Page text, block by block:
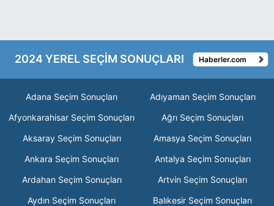
2024 YEREL SEÇİM SONUÇLARI Haberler.com
Adana Seçim Sonuçları
Adıyaman Seçim Sonuçları
Afyonkarahisar Seçim Sonuçları
Ağrı Seçim Sonuçları
Aksaray Seçim Sonuçları
Amasya Seçim Sonuçları
Ankara Seçim Sonuçları
Antalya Seçim Sonuçları
Ardahan Seçim Sonuçları
Artvin Seçim Sonuçları
Aydın Seçim Sonuçları
Balıkesir Seçim Sonuçları